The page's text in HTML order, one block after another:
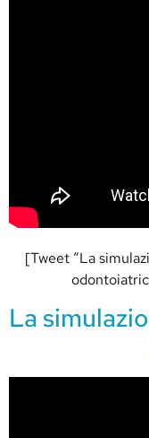
[Tweet “La
La